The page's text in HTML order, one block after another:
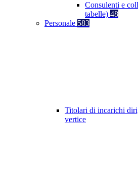
Consulenti e
tabelle) 48
Personale 583
Titolari di incarichi
vertice